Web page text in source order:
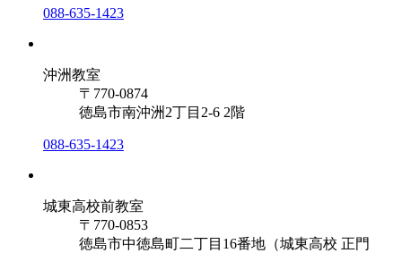
088-635-1423
沖洲教室
〒770-0874
徳島市南沖洲2丁目2-6 2階
088-635-1423
城東高校前教室
〒770-0853
徳島市中徳島町二丁目16番地（城東高校 正門